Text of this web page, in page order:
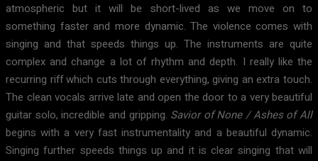
atmospheric but it will be short-lived as we move on to
something faster and more dynamic. The violence comes with
singing and that speeds things up. The instruments are quite
complex and change a lot of rhythm and depth. I really like the
recurring riff which cuts through everything, giving an extra touch.
The clean vocals arrive late and open the door to a very beautiful
guitar solo, incredible and gripping. Savior of None / Ashes of All
begins with a very fast instrumentality and a beautiful dynamic.
Singing further speeds things up and it is clear singing that will